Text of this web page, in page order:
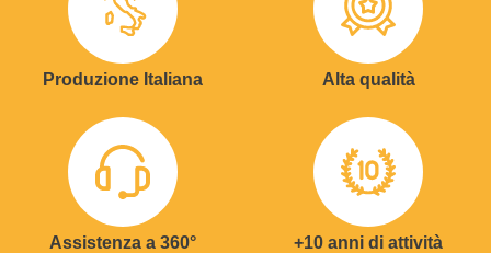
Produzione Italiana Alta qualità
Assistenza a 360° +10 anni di attività